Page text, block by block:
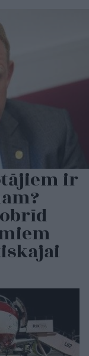
ir